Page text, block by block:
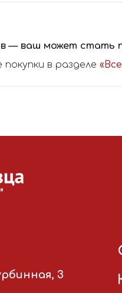
— ваш может стать
в разделе
3